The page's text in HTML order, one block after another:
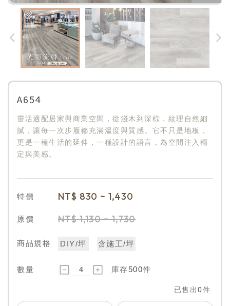
A654
靈活適配居家與商業空間，從淺木到深棕，紋理自然細
膩，讓每一次步履都充滿溫度與質感。它不只是地板，
更是一種生活的延伸，一種設計的語言，為空間注入穩
定與美感。
特價 NT$ 830 ~ 1,430
原價 NT$ 1,130 ~ 1,730
商品規格 DIY/坪 含施工/坪
數量 庫存500件
已售出0件